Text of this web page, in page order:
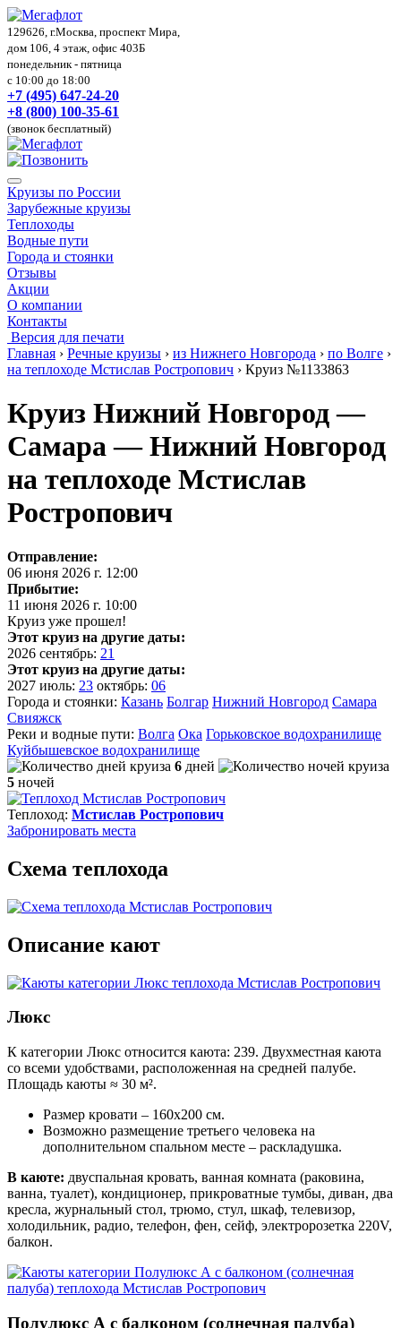
129626, г.Москва, проспект Мира,
дом 106, 4 этаж, офис 403Б
понедельник - пятница
с 10:00 до 18:00
+7 (495) 647-24-20
+8 (800) 100-35-61
(звонок бесплатный)
Круизы по России
Зарубежные круизы
Теплоходы
Водные пути
Города и стоянки
Отзывы
Акции
О компании
Контакты
Версия для печати
Главная › Речные круизы › из Нижнего Новгорода › по Волге ›
на теплоходе Мстислав Ростропович › Круиз №1133863
Круиз Нижний Новгород —
Самара — Нижний Новгород
на теплоходе Мстислав
Ростропович
Отправление:
06 июня 2026 г. 12:00
Прибытие:
11 июня 2026 г. 10:00
Круиз уже прошел!
Этот круиз на другие даты:
2026 сентябрь: 21
Этот круиз на другие даты:
2027 июль: 23 октябрь: 06
Города и стоянки: Казань Болгар Нижний Новгород Самара
Свияжск
Реки и водные пути: Волга Ока Горьковское водохранилище
Куйбышевское водохранилище
6 дней
5 ночей
Теплоход: Мстислав Ростропович
Забронировать места
Схема теплохода
Описание кают
Люкс
К категории Люкс относится каюта: 239. Двухместная каюта
со всеми удобствами, расположенная на средней палубе.
Площадь каюты ≈ 30 м².
Размер кровати – 160х200 см.
Возможно размещение третьего человека на
дополнительном спальном месте – раскладушка.
В каюте: двуспальная кровать, ванная комната (раковина,
ванна, туалет), кондиционер, прикроватные тумбы, диван, два
кресла, журнальный стол, трюмо, стул, шкаф, телевизор,
холодильник, радио, телефон, фен, сейф, электророзетка 220V,
балкон.
Полулюкс А с балконом (солнечная палуба)